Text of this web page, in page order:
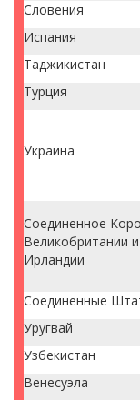
Словения
Испания
Таджикистан
Турция
Украина
Соединенное
Великобритании
Ирландии
Соединенные
Уругвай
Узбекистан
Венесуэла